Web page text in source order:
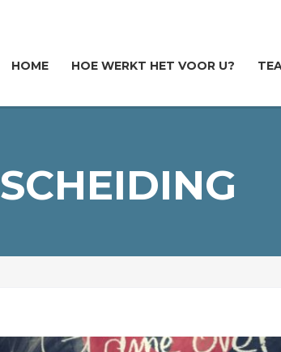
HOME HOE WERKT HET VOOR U?
SCHEIDING